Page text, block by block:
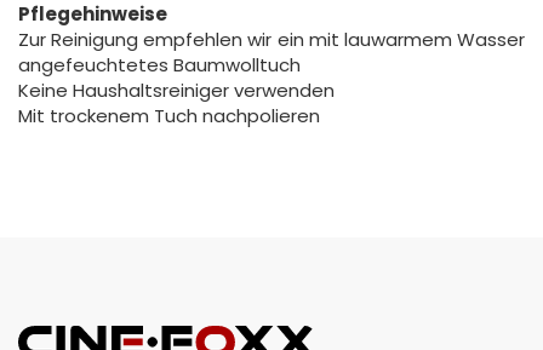
Pflegehinweise
Zur Reinigung empfehlen wir ein mit lauwarmem Wasser
angefeuchtetes Baumwolltuch
Keine Haushaltsreiniger verwenden
Mit trockenem Tuch nachpolieren